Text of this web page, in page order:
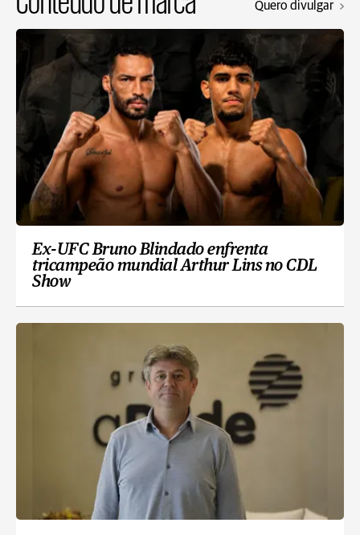
Quero divulgar
Ex-UFC Bruno Blindado enfrenta
tricampeão mundial Arthur Lins no CDL
Show